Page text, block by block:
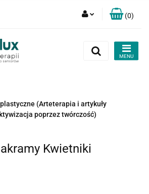
Zarejestruj się
(0)
(Arteterapia i artykuły
poprzez twórczość)
Kwietniki